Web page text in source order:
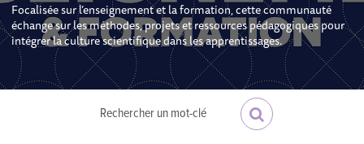
Focalisée sur l’enseignement et la formation, cette communauté
échange sur les méthodes, projets et ressources pédagogiques pour
intégrer la culture scientifique dans les apprentissages.